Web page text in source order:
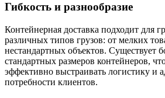
Гибкость и разнообразие
Контейнерная доставка подходит для
различных типов грузов: от мелких
нестандартных объектов. Существует
стандартных размеров контейнеров,
эффективно выстраивать логистику и
потребности клиентов.